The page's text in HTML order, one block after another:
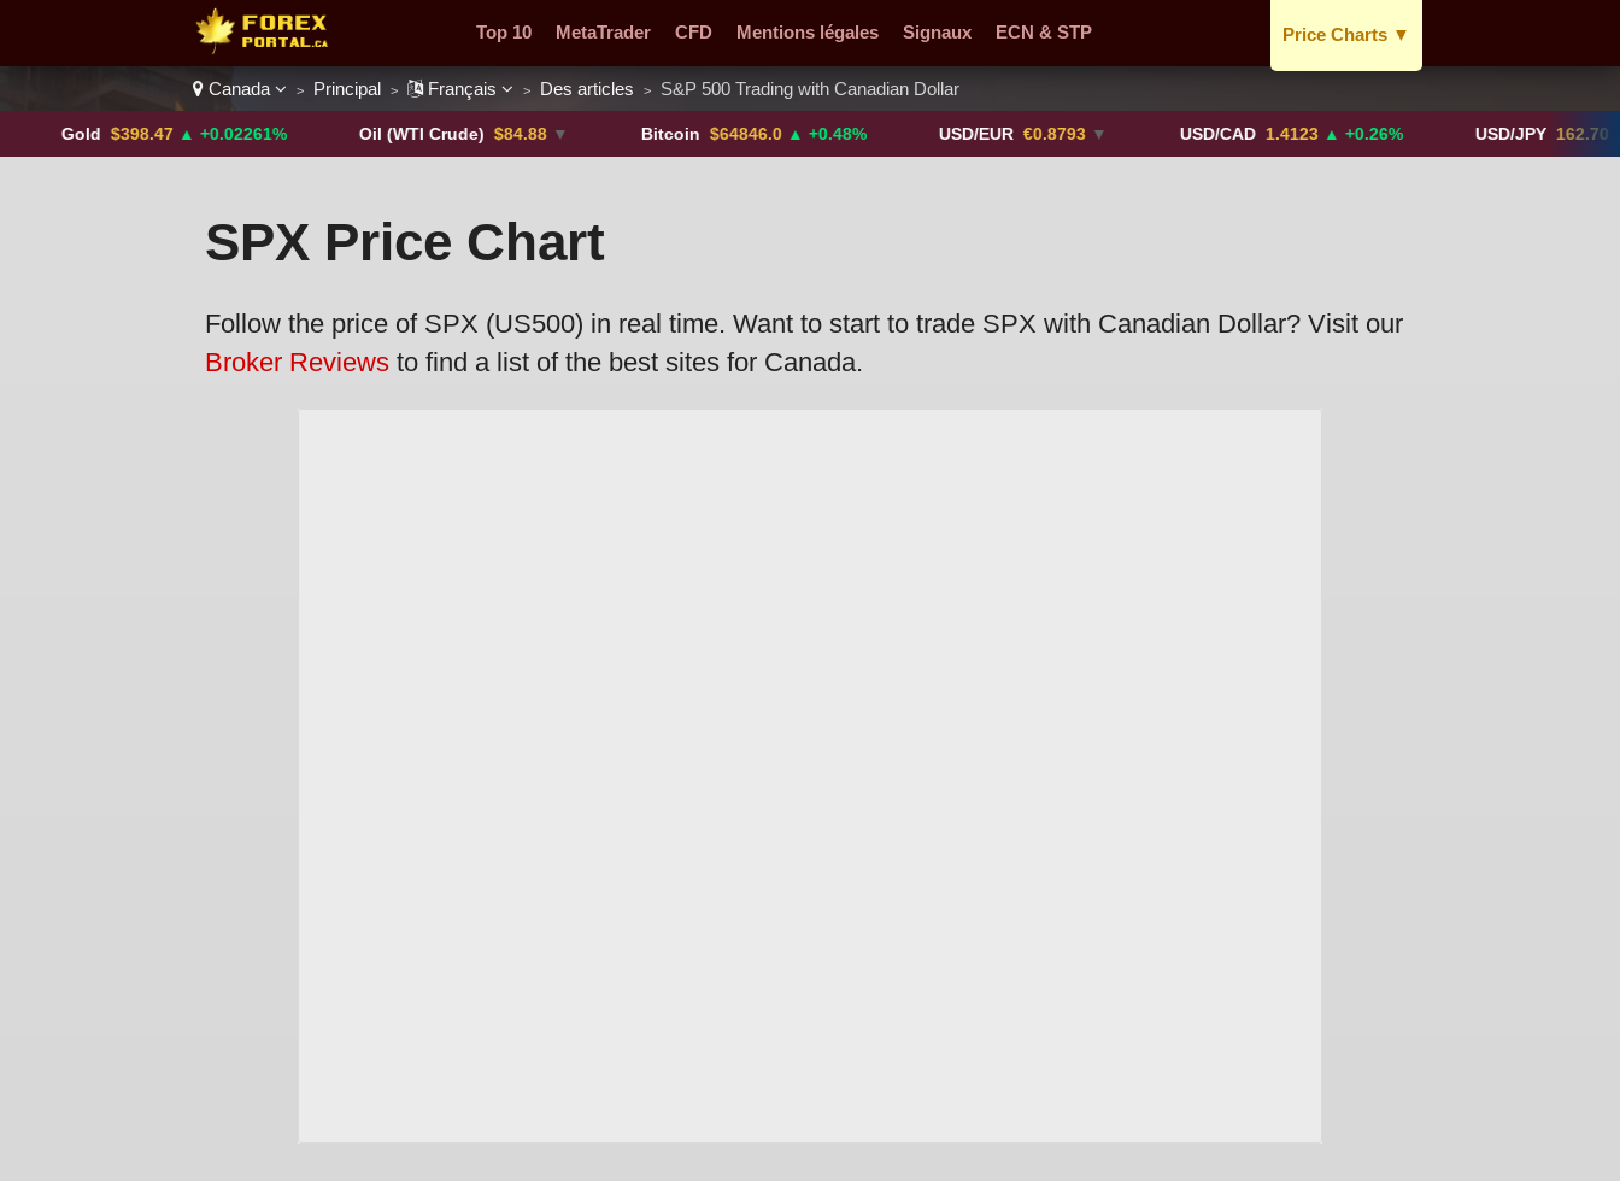
Top 10 MetaTrader CFD Mentions légales Signaux ECN & STP
Paires de devises Promotions M'avertir ! Crypto-monnaies
Price Charts ▼
GBP / CAD
CAD / EUR
XAG / CAD
Canada > Principal > Français > Des articles > S&P 500 Trading with Canadian Dollar
$398.47 ▲ +0.02261% Oil (WTI Crude) $84.88 ▼ $64846.0 ▲ +0.48% USD/EUR €0.8793 ▼ USD/CAD 1.4123 ▲ +0.26% USD/JPY 162.70 ▲
SPX Price Chart
Follow the price of SPX (US500) in real time. Want to start to trade SPX with Canadian Dollar? Visit our
Broker Reviews to find a list of the best sites for Canada.